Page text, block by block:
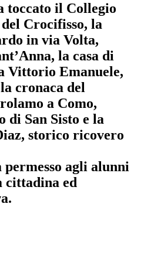
toccato il Collegio
Crocifisso, la
in via Volta,
la casa di
Vittorio Emanuele,
cronaca del
a Como,
di San Sisto e la
, storico ricovero
permesso agli alunni
cittadina ed